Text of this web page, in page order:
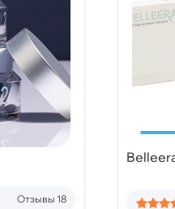
Отзывы 18